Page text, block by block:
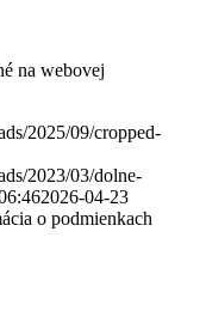
na webovej
2025/09/cropped-
2023/03/dolne-
2026-04-23
o podmienkach